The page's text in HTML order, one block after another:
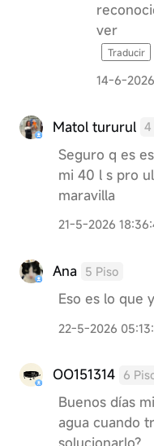
ver
Traducir
14-6-
Matol tururul 4
Seguro q es
mi 40 l s pro
maravilla
21-5-2026
Ana 5 Piso
Eso es lo que
22-5-2026
OO151314 6
Buenos días
agua cuando